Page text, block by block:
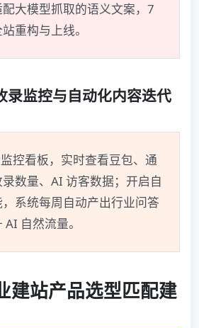
大模型抓取的语义文案，7
重构与上线。
录监控与自动化内容迭代
控看板，实时查看豆包、通
数量、AI 访客数据；开启自
系统每周自动产出行业问答
自然流量。
建站产品选型匹配建